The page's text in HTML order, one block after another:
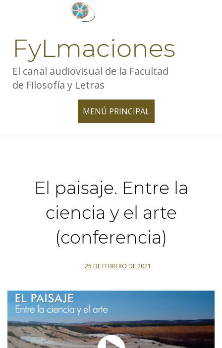
FyLmaciones
El canal audiovisual de la Facultad
de Filosofía y Letras
MENÚ PRINCIPAL
TOGGLE
El paisaje. Entre la
ciencia y el arte
(conferencia)
25 DE FEBRERO DE 2021